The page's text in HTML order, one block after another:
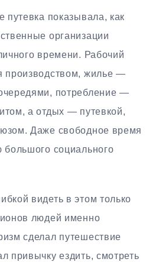
путевка показывала, как
организации
времени. Рабочий
производством, жилье —
потребление —
а отдых — путевкой,
Даже свободное время
большого социального
видеть в этом только
людей именно
сделал путешествие
привычку ездить, смотреть